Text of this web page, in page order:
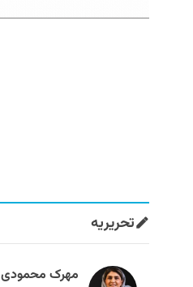
تحریریه
مهرک محمودی